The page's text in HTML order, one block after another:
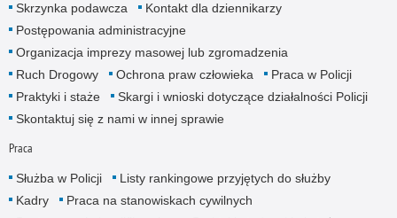
Skrzynka podawcza
Kontakt dla dziennikarzy
Postępowania administracyjne
Organizacja imprezy masowej lub zgromadzenia
Ruch Drogowy
Ochrona praw człowieka
Praca w Policji
Praktyki i staże
Skargi i wnioski dotyczące działalności Policji
Skontaktuj się z nami w innej sprawie
Praca
Służba w Policji
Listy rankingowe przyjętych do służby
Kadry
Praca na stanowiskach cywilnych